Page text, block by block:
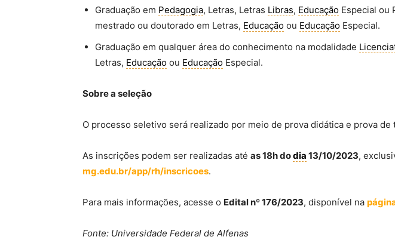
Graduação em Pedagogia, Letras, Letras Libras, Educação Especial ou
mestrado ou doutorado em Letras, Educação ou Educação Especial.
Graduação em qualquer área do conhecimento na modalidade
Letras, Educação ou Educação Especial.
Sobre a seleção
O processo seletivo será realizado por meio de prova didática e prova de
As inscrições podem ser realizadas até as 18h dodia 13/10/2023,
mg.edu.br/app/rh/inscricoes.
Para mais informações, acesse o Edital nº 176/2023, disponível na
Fonte: Universidade Federal de Alfenas